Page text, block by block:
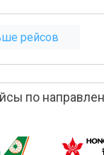
рейсов
по